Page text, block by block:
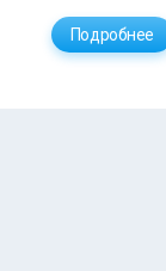
Подробнее